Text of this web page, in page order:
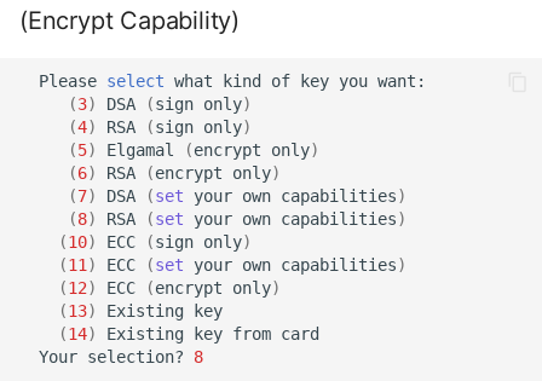
(Encrypt Capability)
Please select what kind of key you
(3) DSA (sign only)
(4) RSA (sign only)
(5) Elgamal (encrypt only)
(6) RSA (encrypt only)
(7) DSA (set your own capabilities)
(8) RSA (set your own capabilities)
(10) ECC (sign only)
(11 ) ECC (set your own capabilities)
(12) ECC (encrypt only)
(13) Existing
(14) Existing key from
Your selection? 8